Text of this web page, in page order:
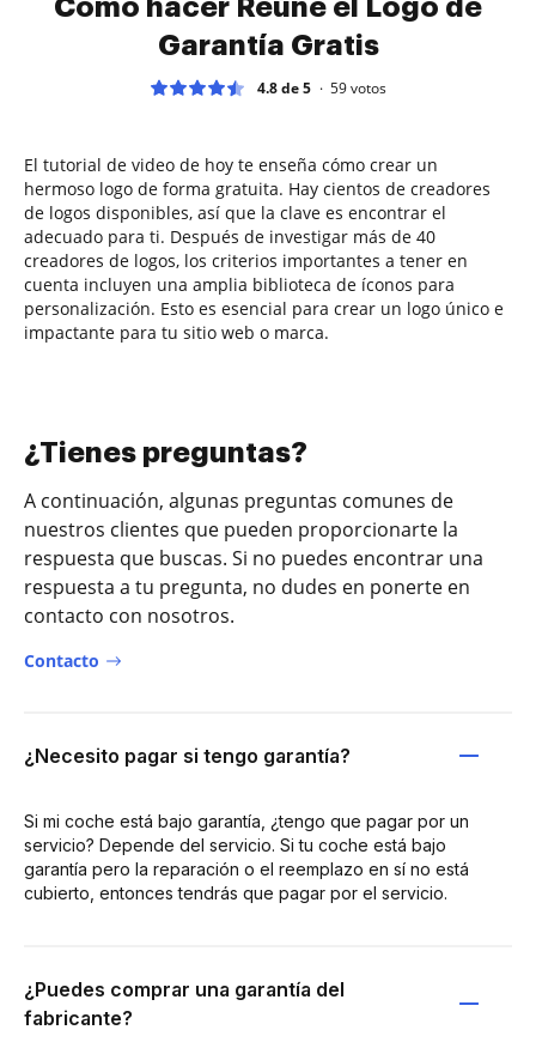
Cómo hacer Reúne el Logo de
Garantía Gratis
4.8 de 5 59votos
El tutorial de video de hoy te enseña cómo crear un
hermoso logo de forma gratuita. Hay cientos de creadores
de logos disponibles, así que la clave es encontrar el
adecuado para ti. Después de investigar más de 40
creadores de logos, los criterios importantes a tener en
cuenta incluyen una amplia biblioteca de íconos para
personalización. Esto es esencial para crear un logo único e
impactante para tu sitio web o marca.
¿Tienes preguntas?
A continuación, algunas preguntas comunes de
nuestros clientes que pueden proporcionarte la
respuesta que buscas. Si no puedes encontrar una
respuesta a tu pregunta, no dudes en ponerte en
contacto con nosotros.
Contacto
¿Necesito pagar si tengo garantía?
Si mi coche está bajo garantía, ¿tengo que pagar por un
servicio? Depende del servicio. Si tu coche está bajo
garantía pero la reparación o el reemplazo en sí no está
cubierto, entonces tendrás que pagar por el servicio.
¿Puedes comprar una garantía del
fabricante?